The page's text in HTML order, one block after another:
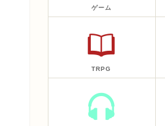
ゲーム
TRPG